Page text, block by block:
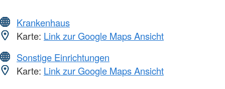
Krankenhaus
Karte: Link zur Google Maps Ansicht
Sonstige Einrichtungen
Karte: Link zur Google Maps Ansicht